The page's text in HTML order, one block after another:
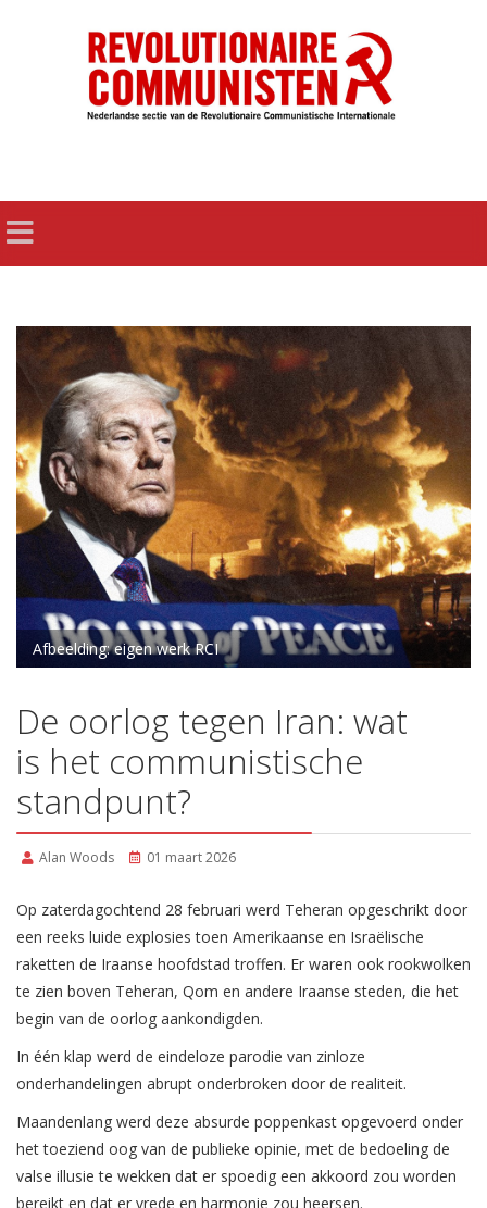
Afbeelding: eigen werk RCI
De oorlog tegen Iran: wat
is het communistische
standpunt?
Alan Woods 01 maart 2026
Op zaterdagochtend 28 februari werd Teheran opgeschrikt door
een reeks luide explosies toen Amerikaanse en Israëlische
raketten de Iraanse hoofdstad troffen. Er waren ook rookwolken
te zien boven Teheran, Qom en andere Iraanse steden, die het
begin van de oorlog aankondigden.
In één klap werd de eindeloze parodie van zinloze
onderhandelingen abrupt onderbroken door de realiteit.
Maandenlang werd deze absurde poppenkast opgevoerd onder
het toeziend oog van de publieke opinie, met de bedoeling de
valse illusie te wekken dat er spoedig een akkoord zou worden
bereikt en dat er vrede en harmonie zou heersen.